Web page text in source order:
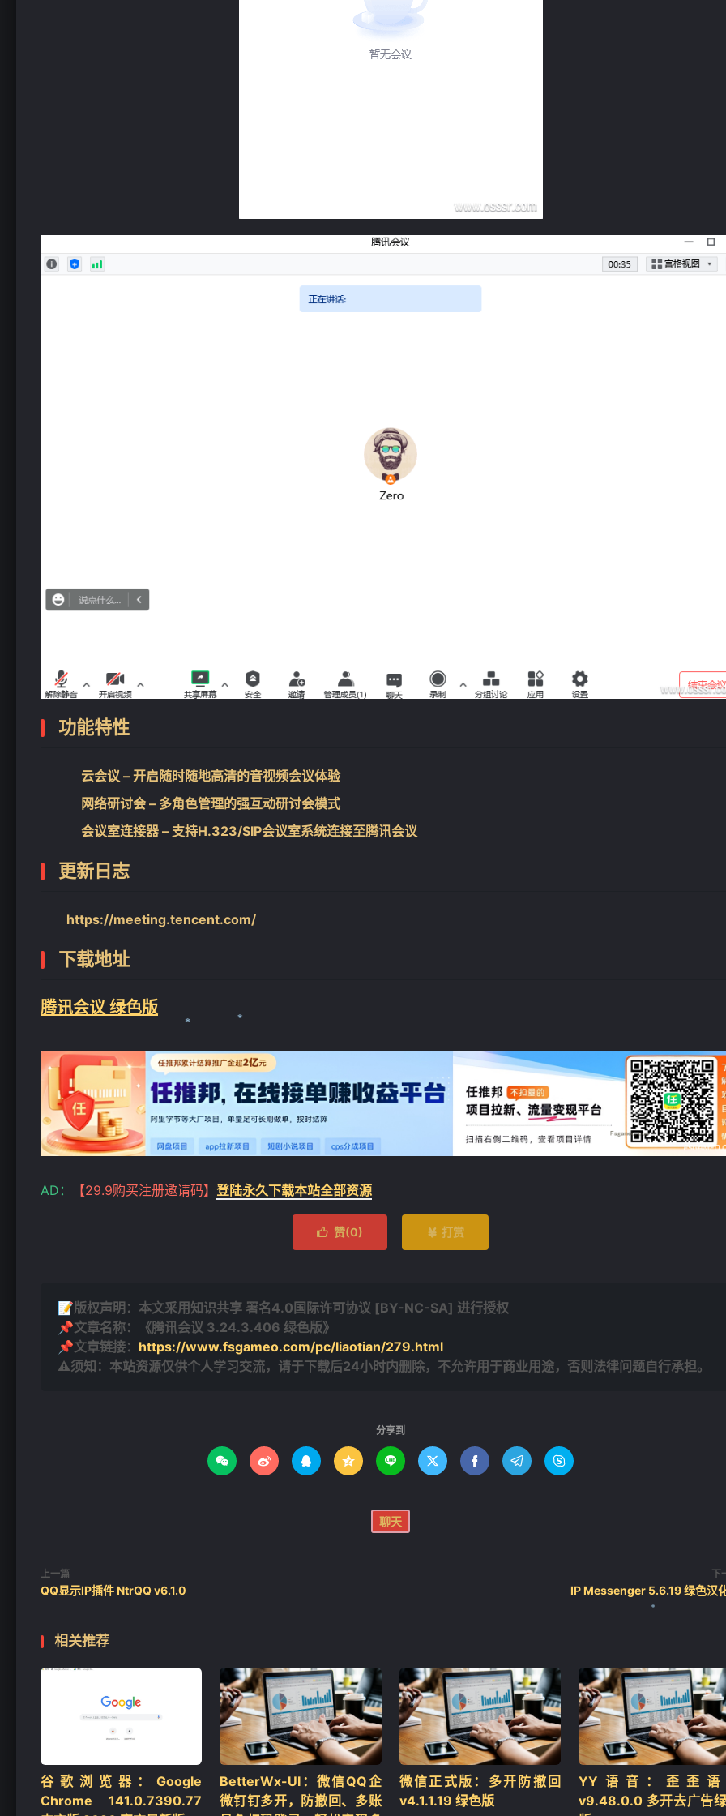
功能特性
云会议 – 开启随时随地高清的音视频会议体验
网络研讨会 – 多角色管理的强互动研讨会模式
会议室连接器 – 支持H.323/SIP会议室系统连接至腾讯会议
更新日志
https://meeting.tencent.com/
下载地址
腾讯会议 绿色版
AD： 【29.9购买注册邀请码】 登陆永久下载本站全部资源
 赞(0)  打赏
📝版权声明：本文采用知识共享 署名4.0国际许可协议 [BY-NC-SA] 进行授权
📌文章名称：《腾讯会议 3.24.3.406 绿色版》
📌文章链接： https://www.fsgameo.com/pc/liaotian/279.html
⚠须知：本站资源仅供个人学习交流，请于下载后24小时内删除，不允许用于商业用途，否则法律问题自行承担。
分享到
        
聊天
上一篇
QQ显示IP插件 NtrQQ v6.1.0
下
IP Messenger 5.6.19 绿色汉
相关推荐
谷歌浏览器：Google
Chrome 141.0.7390.77
BetterWx-UI：微信QQ企
微钉钉多开，防撤回、多账
微信正式版：多开防撤回
v4.1.1.19 绿色版
YY语音：歪歪语
v9.48.0.0 多开去广告